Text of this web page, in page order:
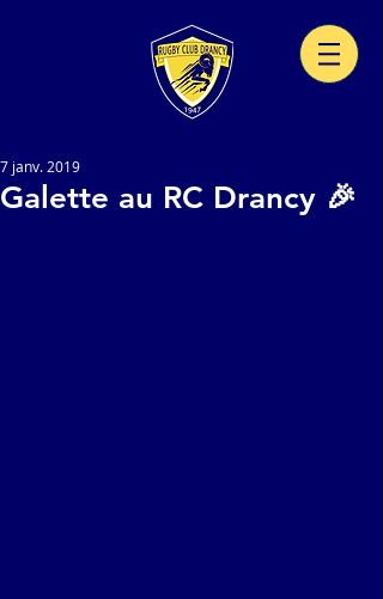
Galette au RC Drancy 🎉
7 janv. 2019